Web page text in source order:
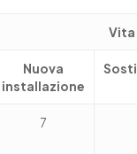
Vita
Nuova
installazione
7